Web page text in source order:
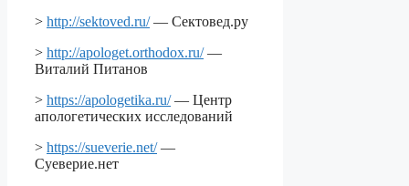
> http://sektoved.ru/— Сектовед.ру
> http://apologet.orthodox.ru/—
Виталий Питанов
> https://apologetika.ru/— Центр
апологетических исследований
> https://sueverie.net/—
Суеверие.нет